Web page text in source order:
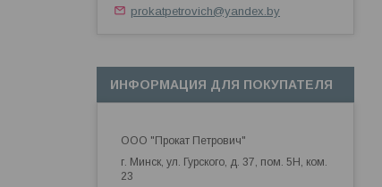
prokatpetrovich@yandex.by
ИНФОРМАЦИЯ ДЛЯ ПОКУПАТЕЛЯ
ООО "Прокат Петрович"
г. Минск, ул. Гурского, д. 37, пом. 5Н, ком.
23